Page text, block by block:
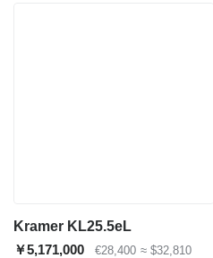
Kramer KL25.5eL
￥5,171,000
€28,400 ≈ $32,810